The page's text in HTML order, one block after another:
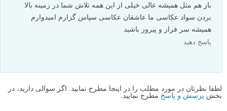
باز هم مثل همیشه عالی خیلی از این همه تلاش شما در زمینه بالا
بردن سواد عکاسی ما عاشقان عکاسی سپاس گزارم امیدوارم
همیشه سر فراز و پیروز باشید
پاسخ دهید
لطفا نظرتان در مورد مطلب را در اینجا مطرح نمایید. اگر سوالی دارید، در
بخش پرسش و پاسخ مطرح نمایید.